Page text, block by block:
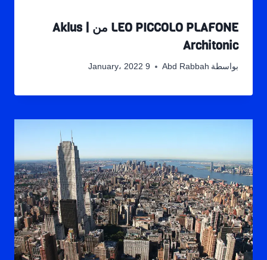
LEO PICCOLO PLAFONE من Aklus |
Architonic
بواسطة Abd Rabbah 9 January، 2022